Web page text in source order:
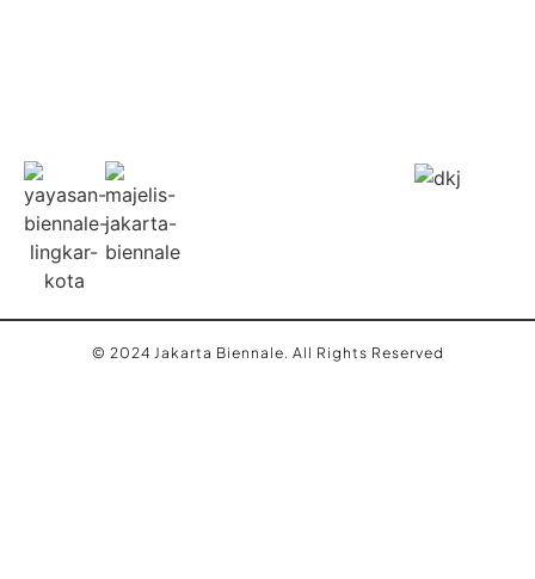
© 2024 Jakarta Biennale. All Rights Reserved